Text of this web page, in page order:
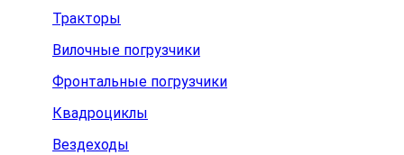
Тракторы
Вилочные погрузчики
Фронтальные погрузчики
Квадроциклы
Вездеходы